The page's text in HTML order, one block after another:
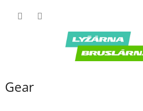
Gear